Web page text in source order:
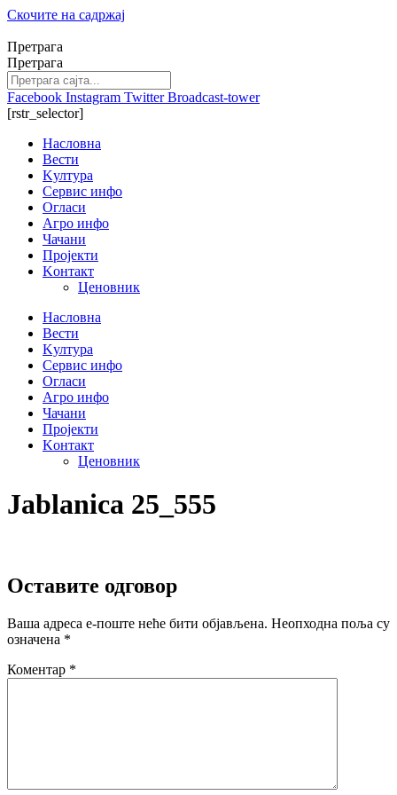
Скочите на садржај
Претрага
Претрага
Facebook Instagram Twitter Broadcast-tower
[rstr_selector]
Насловна
Вести
Kултура
Сервис инфо
Огласи
Агро инфо
Чачани
Пројекти
Kонтакт
Ценовник
Насловна
Вести
Kултура
Сервис инфо
Огласи
Агро инфо
Чачани
Пројекти
Kонтакт
Ценовник
Jablanica 25_555
Оставите одговор
Ваша адреса е-поште неће бити објављена. Неопходна поља су
означена *
Коментар *